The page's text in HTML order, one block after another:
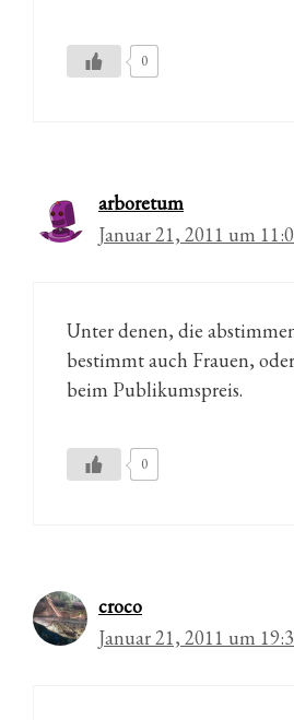
0
arboretum
Januar 21, 2011 um
Unter denen, die
bestimmt auch Frauen,
beim Publikumspreis.
0
croco
Januar 21, 2011 um